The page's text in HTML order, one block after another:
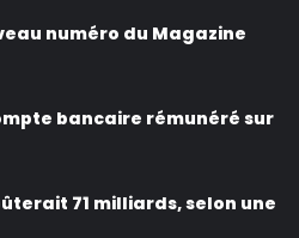
numéro du Magazine
bancaire rémunéré sur
71 milliards, selon une